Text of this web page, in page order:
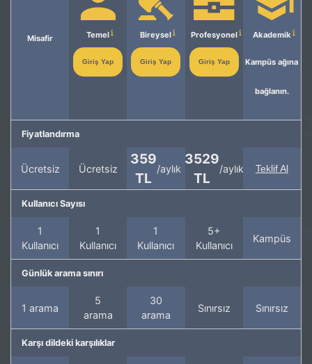
Misafir Temel
Giriş Yap
Bireysel
Giriş Yap
Profesyonel
Giriş Yap
Akademik
Kampüs ağına
bağlanın.
Fiyatlandırma
Ücretsiz Ücretsiz
359
TL
/aylık
3529
TL
/aylık Teklif Al
Kullanıcı Sayısı
1
Kullanıcı
1
Kullanıcı
1
Kullanıcı
5+
Kullanıcı
Kampüs
Günlük arama sınırı
1 arama
5
arama
30
arama
Sınırsız Sınırsız
Karşı dildeki karşılıklar